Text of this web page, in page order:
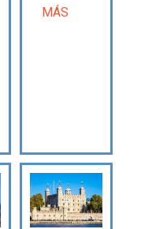
MÁS